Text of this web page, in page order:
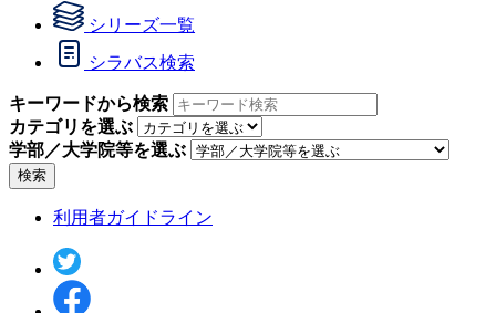
シリーズ一覧
シラバス検索
キーワードから検索
カテゴリを選ぶ
学部／大学院等を選ぶ
検索
利用者ガイドライン